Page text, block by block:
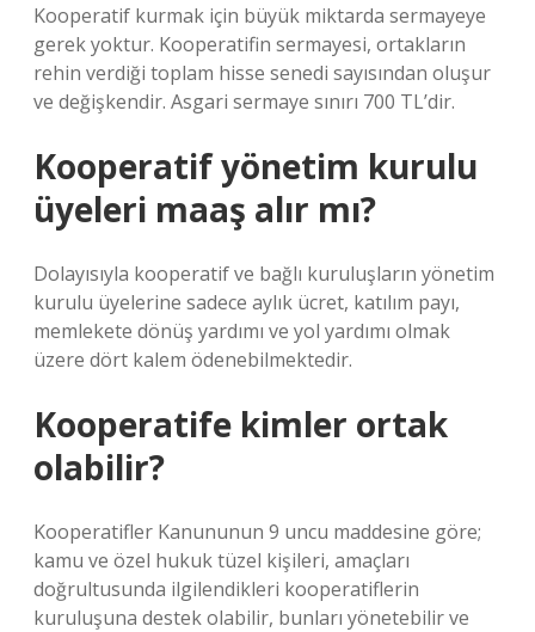
Kooperatif kurmak için büyük miktarda sermayeye
gerek yoktur. Kooperatifin sermayesi, ortakların
rehin verdiği toplam hisse senedi sayısından oluşur
ve değişkendir. Asgari sermaye sınırı 700 TL’dir.
Kooperatif yönetim kurulu
üyeleri maaş alır mı?
Dolayısıyla kooperatif ve bağlı kuruluşların yönetim
kurulu üyelerine sadece aylık ücret, katılım payı,
memlekete dönüş yardımı ve yol yardımı olmak
üzere dört kalem ödenebilmektedir.
Kooperatife kimler ortak
olabilir?
Kooperatifler Kanununun 9 uncu maddesine göre;
kamu ve özel hukuk tüzel kişileri, amaçları
doğrultusunda ilgilendikleri kooperatiflerin
kuruluşuna destek olabilir, bunları yönetebilir ve